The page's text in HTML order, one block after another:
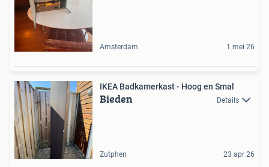
Amsterdam 1 mei 26
IKEA Badkamerkast - Hoog en Smal
Bieden Details
Zutphen 23 apr 26